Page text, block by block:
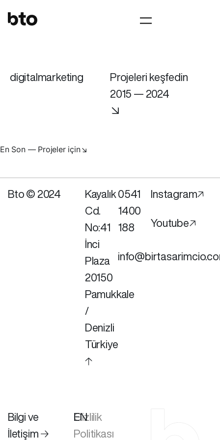
digitalmarketing
Projeleri keşfedin
2015 — 2024
↘
En Son — Projeler için↘
Bto © 2024
Kayalık
Cd.
No:41
İnci
Plaza
20150
Pamukkale
/
Denizli
Türkiye
🡡
0541
1400
188
Instagram🡥
Youtube🡥
Bilgi ve
İletişim 🡢
Gizlilik
Politikası
EN